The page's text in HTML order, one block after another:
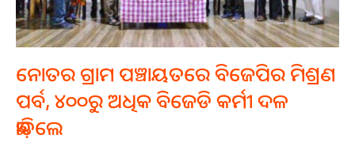
ନୋତର ଗ୍ରାମ ପଞ୍ଚାୟତରେ ବିଜେପିର ମିଶ୍ରଣ
ପର୍ବ, ୪୦୦ରୁ ଅଧିକ ବିଜେଡି କର୍ମୀ ଦଳ
ଛାଡ଼ିଲେ